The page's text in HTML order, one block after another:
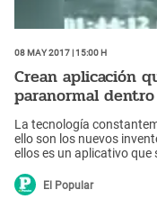
08 May 2017 | 15:00 h
Crean aplicación
paranormal
La tecnología
ello son los nuevos
ellos es un aplicativo
paranormales.
El Popular